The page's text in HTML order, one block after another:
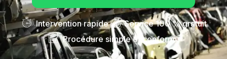
Intervention rapide
Service 100 % gratuit
Procédure simple et conforme